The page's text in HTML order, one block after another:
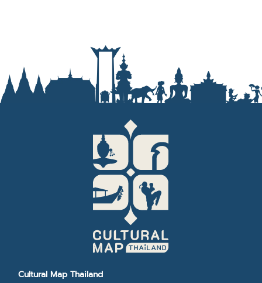
Cultural Map Thailand